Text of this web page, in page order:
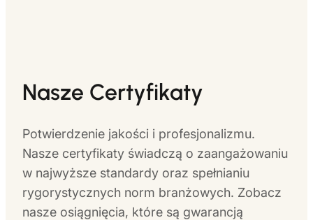
Nasze Certyfikaty
Potwierdzenie jakości i profesjonalizmu.
Nasze certyfikaty świadczą o zaangażowaniu
w najwyższe standardy oraz spełnianiu
rygorystycznych norm branżowych. Zobacz
nasze osiągnięcia, które są gwarancją